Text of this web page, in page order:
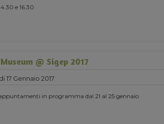
e 16.30
@ Sigep 2017
17 Gennaio 2017
in programma dal 21 al 25 gennaio